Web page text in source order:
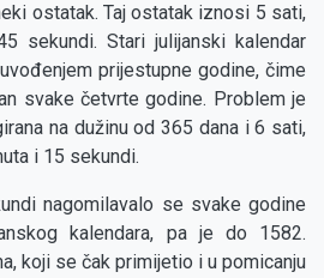
ostatak. Taj ostatak iznosi 5 sati,
sekundi. Stari julijanski kalendar
prijestupne godine, čime
svake četvrte godine. Problem je
na dužinu od 365 dana i 6 sati,
i 15 sekundi.
nagomilavalo se svake godine
kalendara, pa je do 1582.
koji se čak primijetio i u pomicanju